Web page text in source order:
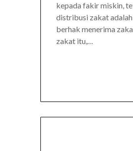
kepada fakir miskin,
distribusi zakat
berhak menerima
zakat itu,…